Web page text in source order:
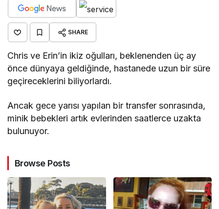
SHARE
Chris ve Erin’in ikiz oğulları, beklenenden üç ay
önce dünyaya geldiğinde, hastanede uzun bir süre
geçireceklerini biliyorlardı.
Ancak gece yarısı yapılan bir transfer sonrasında,
minik bebekleri artık evlerinden saatlerce uzakta
bulunuyor.
Browse Posts